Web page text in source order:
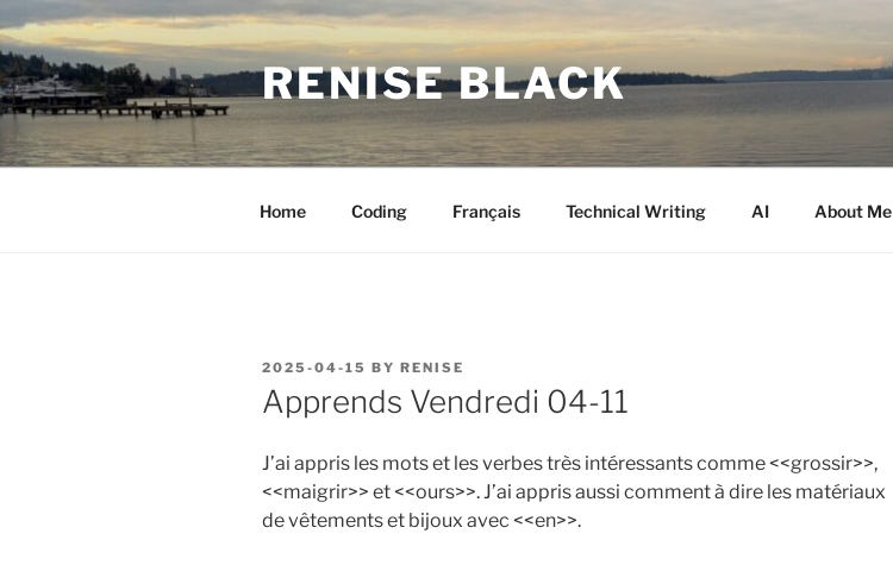
to
content
RENISE BLACK
Home Coding Français Technical Writing AI About Me
POSTED
ON
2025-04-15 BY RENISE
Apprends Vendredi 04-11
J’ai appris les mots et les verbes très intéressants comme <<grossir>>,
<<maigrir>> et <<ours>>. J’ai appris aussi comment à dire les matériaux
de vêtements et bijoux avec <<en>>.